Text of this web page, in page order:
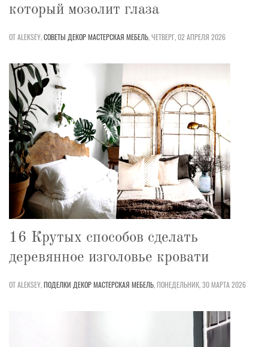
который мозолит глаза
ОТ ALEKSEY,СОВЕТЫ ДЕКОРМАСТЕРСКАЯ МЕБЕЛЬ,ЧЕТВЕРГ, 02 АПРЕЛЯ 2026
16 Крутых способов сделать
деревянное изголовье кровати
ОТ ALEKSEY,ПОДЕЛКИ ДЕКОРМАСТЕРСКАЯ МЕБЕЛЬ,ПОНЕДЕЛЬНИК, 30 МАРТА 2026